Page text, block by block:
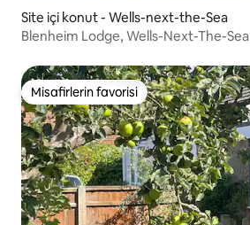
Site içi konut - Wells-next-the-Sea
Blenheim Lodge, Wells-Next-The-Sea
Misafirlerin favorisi
Misafirlerin favorisi